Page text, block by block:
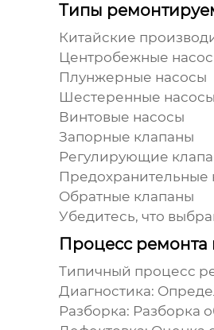
Типы
Китайские
Центробежные
Плунжерные насосы
Шестеренные насосы
Винтовые насосы
Запорные клапаны
Регулирующие
Предохранительные
Обратные клапаны
Убедитесь, что
Процесс ремонта
Типичный процесс
Диагностика:
Разборка: Разборка